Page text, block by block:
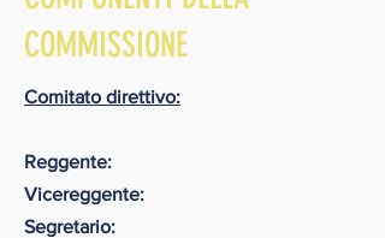
COMMISSIONE
Comitato direttivo:
Reggente:
Vicereggente:
Segretario: